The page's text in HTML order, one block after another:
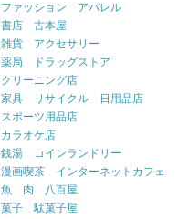
ファッション アパレル
書店 古本屋
雑貨 アクセサリー
薬局 ドラッグストア
クリーニング店
家具 リサイクル 日用品店
スポーツ用品店
カラオケ店
銭湯 コインランドリー
漫画喫茶 インターネットカフェ
魚 肉 八百屋
菓子 駄菓子屋